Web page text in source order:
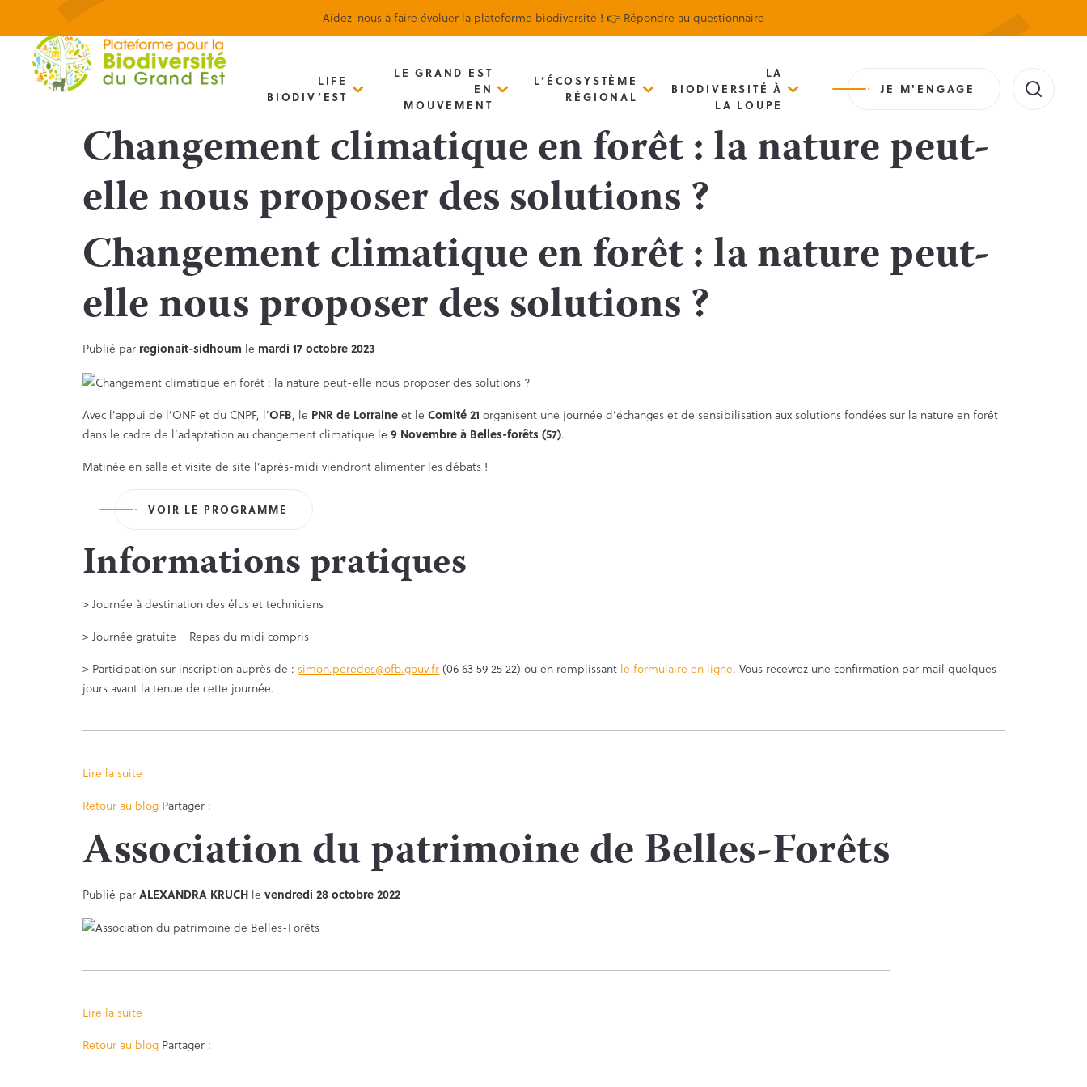
Aidez-nous à faire évoluer la plateforme biodiversité ! 👉 Répondre au questionnaire
Biodiv’Map Newsletter Actualités
LIFE
BIODIV’EST
LE GRAND EST
EN
MOUVEMENT
L’ÉCOSYSTÈME
RÉGIONAL
LA
BIODIVERSITÉ À
LA LOUPE
JE M'ENGAGE
Changement climatique en forêt : la nature peut-
elle nous proposer des solutions ?
Changement climatique en forêt : la nature peut-
elle nous proposer des solutions ?
Publié par regionait-sidhoum le mardi 17 octobre 2023
Avec l’appui de l’ONF et du CNPF, l’OFB, le PNR de Lorraineet le Comité 21 organisent une journée d’échanges et de sensibilisation aux solutions fondées sur la nature en forêt
dans le cadre de l’adaptation au changement climatique le 9 Novembre à Belles-forêts (57).
Matinée en salle et visite de site l’après-midi viendront alimenter les débats !
VOIR LE PROGRAMME
Informations pratiques
> Journée à destination des élus et techniciens
> Journée gratuite – Repas du midi compris
> Participation sur inscription auprès de : simon.peredes@ofb.gouv.fr(06 63 59 25 22) ou en remplissant le formulaire en ligne. Vous recevrez une confirmation par mail quelques
jours avant la tenue de cette journée.
Lire la suite
Retour au blog Partager :
Association du patrimoine de Belles-Forêts
Publié parALEXANDRA KRUCH le vendredi 28 octobre 2022
Lire la suite
Retour au blog Partager :